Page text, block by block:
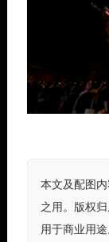
本文及配图
之用。版权
用于商业用